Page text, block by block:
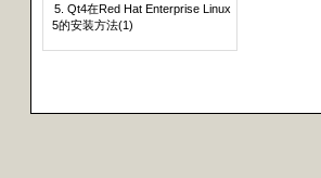
5. Qt4在Red Hat Enterprise Linux
5的安装方法(1)